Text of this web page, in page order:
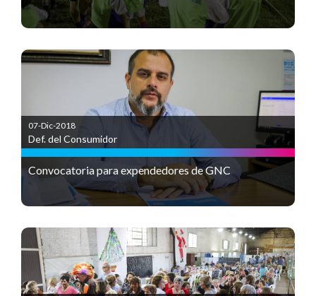
07-Dic-2018
Def. del Consumidor
Convocatoria para expendedores de GNC